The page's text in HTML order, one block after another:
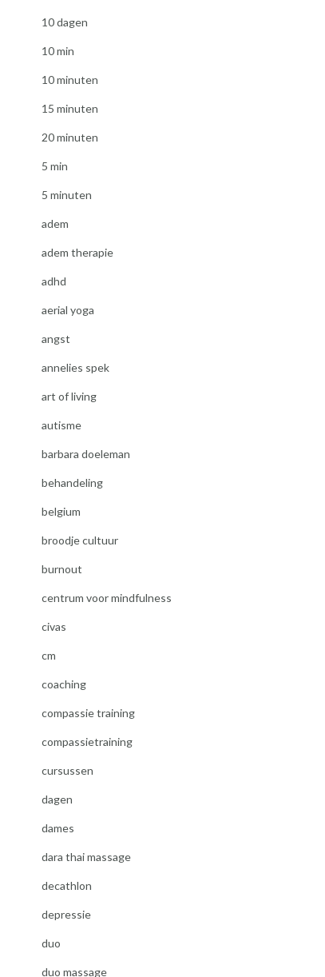
10 dagen
10 min
10 minuten
15 minuten
20 minuten
5 min
5 minuten
adem
adem therapie
adhd
aerial yoga
angst
annelies spek
art of living
autisme
barbara doeleman
behandeling
belgium
broodje cultuur
burnout
centrum voor mindfulness
civas
cm
coaching
compassie training
compassietraining
cursussen
dagen
dames
dara thai massage
decathlon
depressie
duo
duo massage